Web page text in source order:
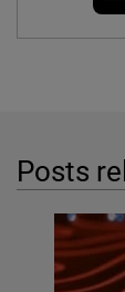
Posts